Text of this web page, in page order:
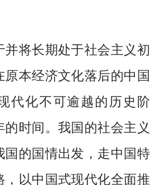
将长期处于社会主义初
本经济文化落后的中国
代化不可逾越的历史阶
时间。我国的社会主义
的国情出发，走中国特
以中国式现代化全面推